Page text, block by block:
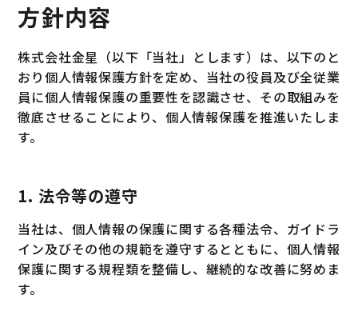
方針内容
株式会社金星（以下「当社」とします）は、以下のと
おり個人情報保護方針を定め、当社の役員及び全従業
員に個人情報保護の重要性を認識させ、その取組みを
徹底させることにより、個人情報保護を推進いたしま
す。
1. 法令等の遵守
当社は、個人情報の保護に関する各種法令、ガイドラ
イン及びその他の規範を遵守するとともに、個人情報
保護に関する規程類を整備し、継続的な改善に努めま
す。